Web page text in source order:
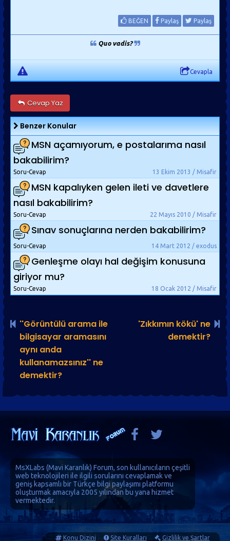
BEĞEN Paylaş Paylaş
Quo vadis?
Cevapla
Cevap Yaz
Benzer Konular
MSN açamıyorum, e postalarıma nasıl
bakabilirim?
13 Ekim 2013 / Misafir
Soru-Cevap
MSN kapalıyken gelen ileti ve davetlere
nasıl bakabilirim?
22 Mayıs 2010 / Misafir
Soru-Cevap
Sınav sonuçlarına nerden bakabilirim?
14 Mart 2012 / exodus
Soru-Cevap
Genleşme olayı hal değişim konusuna
giriyor mu?
18 Ocak 2012 / Misafir
Soru-Cevap
''Görüntülü arama ile
bilgisayar aramasını
aynı anda
kullanamazsınız'' ne
demektir?
'Zıkkımın kökü' ne
demektir?
MsXLabs (Mavi Karanlık) Forum, son kullanıcıların çeşitli
web teknolojileri ile ilgili sorularını cevaplamak ve
geniş kapsamlı bir Türkçe bilgi paylaşımı platformu
oluşturmak amacıyla 2005 yılından bu yana hizmet
vermektedir.
Konu Dizini Site Kuralları Gizlilik ve Şartlar